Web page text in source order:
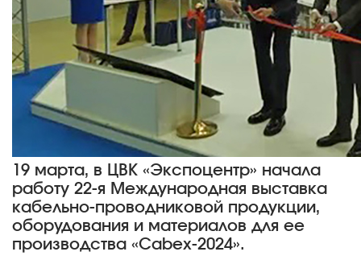
19 марта, в ЦВК «Экспоцентр» начала
работу 22-я Международная выставка
кабельно-проводниковой продукции,
оборудования и материалов для ее
производства «Cabex-2024».